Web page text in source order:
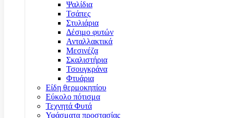
Ψαλίδια
Τσάπες
Στυλιάρια
Δέσιμο φυτών
Ανταλλακτικά
Μεσινέζα
Σκαλιστήρια
Τσουγκράνα
Φτυάρια
Είδη θερμοκηπίου
Εύκολο πότισμα
Τεχνητά Φυτά
Υφάσματα προστασίας